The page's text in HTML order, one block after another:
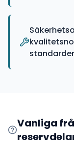
Vanliga